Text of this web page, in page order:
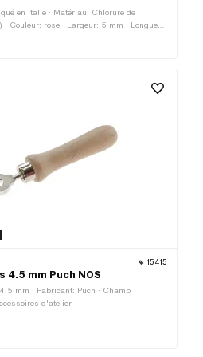
en Italie · Matériau: Chlorure de
· Couleur: rose · Largeur: 5 mm · Longueur
Composition du verso: Colle · Lieu
15415
4.5 mm Puch NOS
mm · Fabricant: Puch · Champ
d'atelier